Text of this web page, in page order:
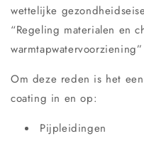
wettelijke
“Regeling materialen en
Om deze reden is het
coating in en op:
Pijpleidingen